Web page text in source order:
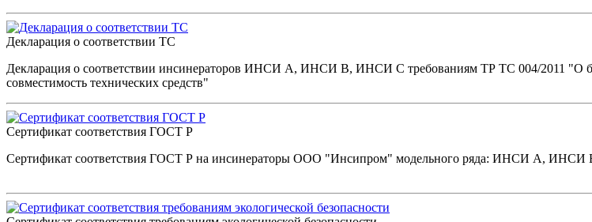
Декларация о соответствии ТС
Декларация о соответствии инсинераторов ИНСИ А, ИНСИ В, ИНСИ С требованиям ТР ТС 004/2011 "О
совместимость технических средств"
Сертификат соответствия ГОСТ Р
Сертификат соответствия ГОСТ Р на инсинераторы ООО "Инсипром" модельного ряда: ИНСИ А,